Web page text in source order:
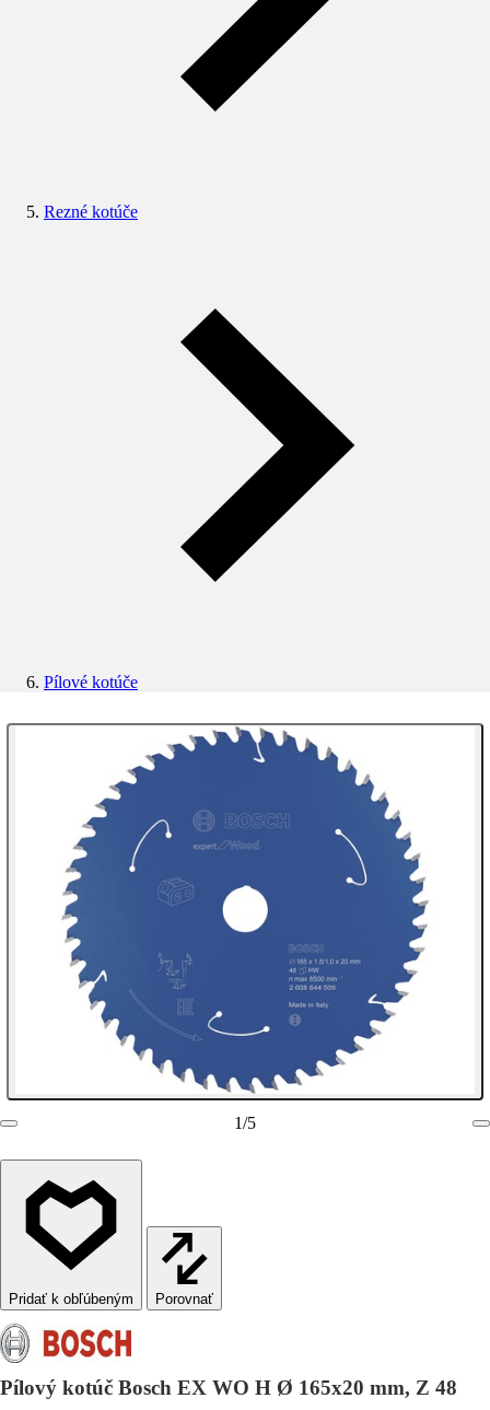
Rezné kotúče
Pílové kotúče
1/5
Porovnať
Pílový kotúč Bosch EX WO H Ø 165x20 mm, Z 48